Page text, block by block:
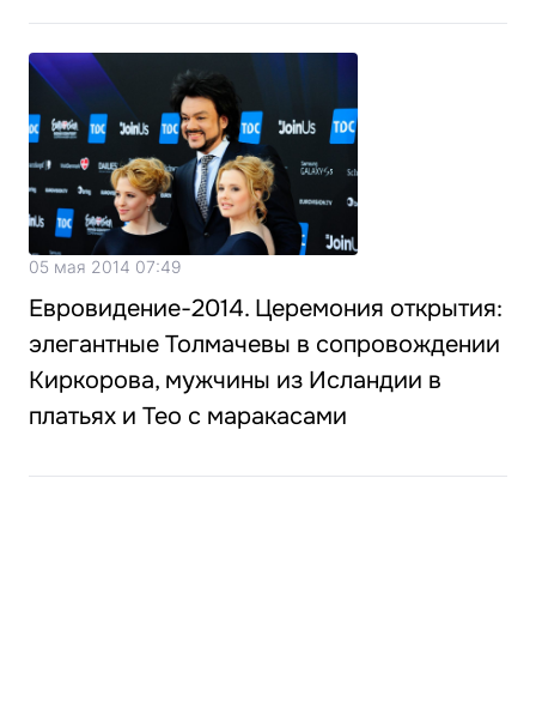
05 мая 2014 07:49
Евровидение-2014. Церемония открытия:
элегантные Толмачевы в сопровождении
Киркорова, мужчины из Исландии в
платьях и Тео с маракасами